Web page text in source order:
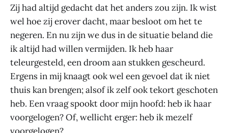
Zij had altijd gedacht dat het anders zou zijn. Ik wist
wel hoe zij erover dacht, maar besloot om het te
negeren. En nu zijn we dus in de situatie beland die
ik altijd had willen vermijden. Ik heb haar
teleurgesteld, een droom aan stukken gescheurd.
Ergens in mij knaagt ook wel een gevoel dat ik niet
thuis kan brengen; alsof ik zelf ook tekort geschoten
heb. Een vraag spookt door mijn hoofd: heb ik haar
voorgelogen? Of, wellicht erger: heb ik mezelf